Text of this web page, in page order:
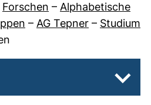
Forschen – Alphabetische
– AG Tepner – Studium